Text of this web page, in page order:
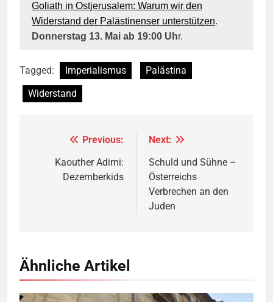
Goliath in Ostjerusalem: Warum wir den
Widerstand der Palästinenser unterstützen.
Donnerstag 13. Mai ab 19:00 Uhr.
Tagged: Imperialismus
Palästina
Widerstand
Beitragsnavigation
Previous:
Kaouther Adimi:
Dezemberkids
Next:
Schuld und Sühne –
Österreichs
Verbrechen an den
Juden
Ähnliche Artikel